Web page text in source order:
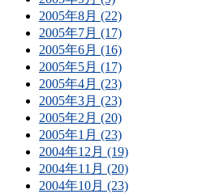
2005年8月 (22)
2005年7月 (17)
2005年6月 (16)
2005年5月 (17)
2005年4月 (23)
2005年3月 (23)
2005年2月 (20)
2005年1月 (23)
2004年12月 (19)
2004年11月 (20)
2004年10月 (23)